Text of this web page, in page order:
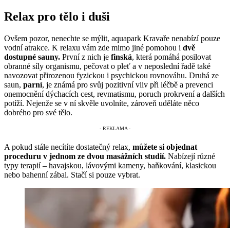
Relax pro tělo i duši
Ovšem pozor, nenechte se mýlit, aquapark Kravaře nenabízí pouze
vodní atrakce. K relaxu vám zde mimo jiné pomohou i dvě
dostupné sauny. První z nich je finská, která pomáhá posilovat
obranné síly organismu, pečovat o pleť a v neposlední řadě také
navozovat přirozenou fyzickou i psychickou rovnováhu. Druhá ze
saun, parní, je známá pro svůj pozitivní vliv při léčbě a prevenci
onemocnění dýchacích cest, revmatismu, poruch prokrvení a dalších
potíží. Nejenže se v ní skvěle uvolníte, zároveň uděláte něco
dobrého pro své tělo.
A pokud stále necítíte dostatečný relax, můžete si objednat
proceduru v jednom ze dvou masážních studií. Nabízejí různé
typy terapií – havajskou, lávovými kameny, baňkování, klasickou
nebo bahenní zábal. Stačí si pouze vybrat.